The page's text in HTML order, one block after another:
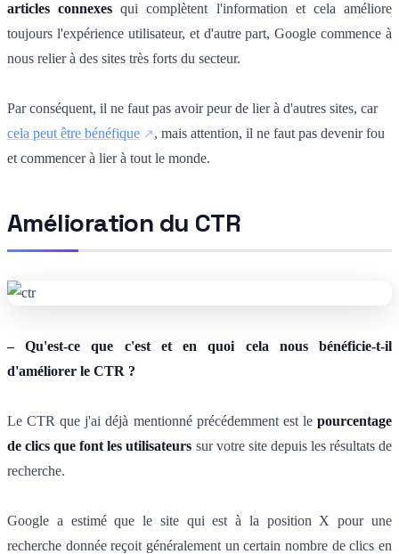
articles connexes qui complètent l'information et cela améliore
toujours l'expérience utilisateur, et d'autre part, Google commence à
nous relier à des sites très forts du secteur.
Par conséquent, il ne faut pas avoir peur de lier à d'autres sites, car
cela peut être bénéfique
, mais attention, il ne faut pas devenir fou
et commencer à lier à tout le monde.
Amélioration du CTR
– Qu'est-ce que c'est et en quoi cela nous bénéficie-t-il
d'améliorer le CTR ?
Le CTR que j'ai déjà mentionné précédemment est le pourcentage
de clics que font les utilisateurs sur votre site depuis les résultats de
recherche.
Google a estimé que le site qui est à la position X pour une
recherche donnée reçoit généralement un certain nombre de clics en